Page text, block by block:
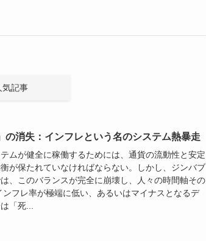
気記事
の消失：インフレという名のシステム熱暴走
ムが健全に稼働するためには、通貨の流動性と安定
が保たれていなければならない。しかし、ジンバブ
、このバランスが完全に崩壊し、人々の時間軸その
フレ率が極端に低い、あるいはマイナスとなるデ
「死...